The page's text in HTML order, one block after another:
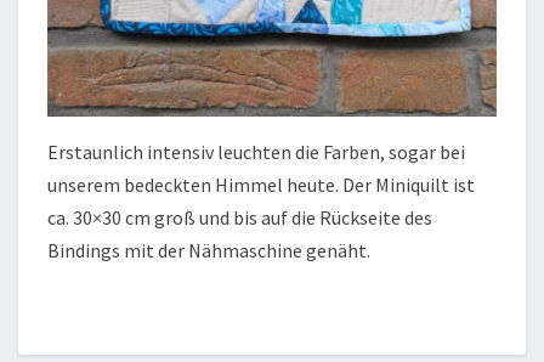
Erstaunlich intensiv leuchten die Farben, sogar bei
unserem bedeckten Himmel heute. Der Miniquilt ist
ca. 30×30 cm groß und bis auf die Rückseite des
Bindings mit der Nähmaschine genäht.